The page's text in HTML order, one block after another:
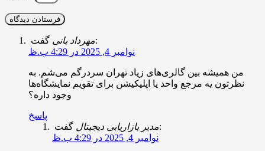
مهرداد بانیگفت:
نوامبر 4, 2025 در 4:29 ب.ظ
من همیشه بین گالری‌های زیاد تهران سردرگم می‌شم. به
نظرتون یه مرجع واحد یا اپلیکیشن برای تقویم نمایشگاه‌ها
وجود داره؟
پاسخ
مدیر بازاریابی دیجیتالگفت:
نوامبر 4, 2025 در 4:29 ب.ظ